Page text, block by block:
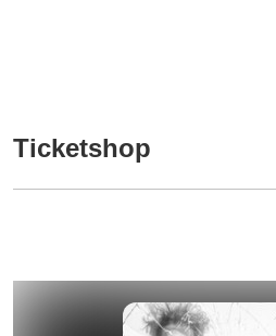
Ticketshop